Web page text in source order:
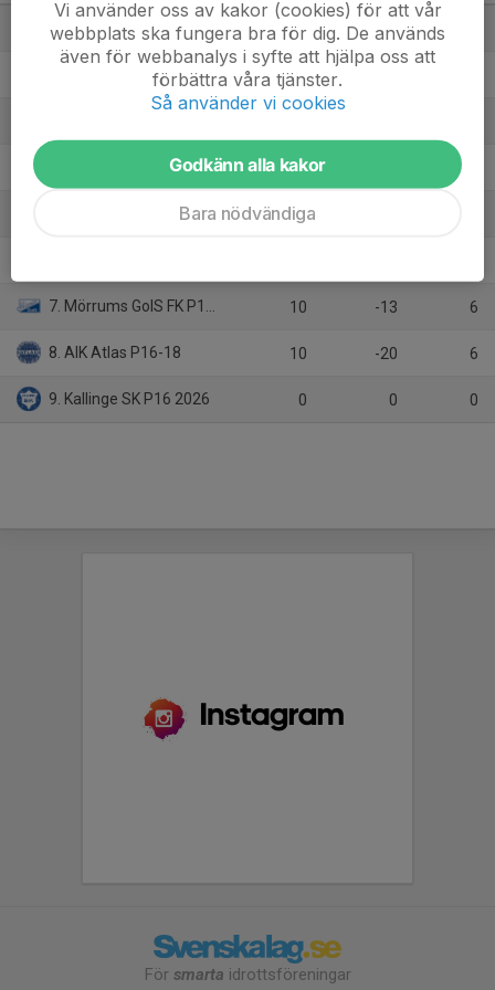
1. Ronneby BK P16-P18 11 11
2. IFK Karlshamn P16-18 9
4. Sölvesborgs GIF 8 15
5. Ronneby BK 2 P16-P18 9
7. Mörrums GoIS FK P16-18 10 -13 6
8. AIK Atlas P16-18 10 -20 6
9. Kallinge SK P16 2026 0 0 0
För smarta idrottsföreningar
Vi använder oss av kakor (cookies) för att vår
webbplats ska fungera bra för dig. De används
även för webbanalys i syfte att hjälpa oss att
förbättra våra tjänster.
Så använder vi cookies
Godkänn alla kakor
Bara nödvändiga